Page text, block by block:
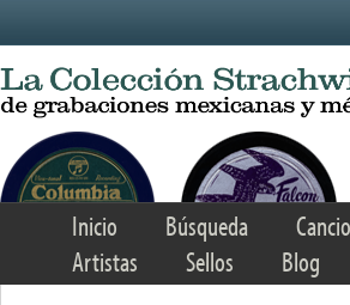
Inicio Búsqueda
Artistas
Sellos Blog